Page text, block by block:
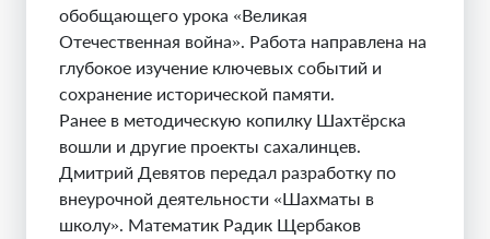
обобщающего урока «Великая
Отечественная война». Работа направлена на
глубокое изучение ключевых событий и
сохранение исторической памяти.
Ранее в методическую копилку Шахтёрска
вошли и другие проекты сахалинцев.
Дмитрий Девятов передал разработку по
внеурочной деятельности «Шахматы в
школу». Математик Радик Щербаков